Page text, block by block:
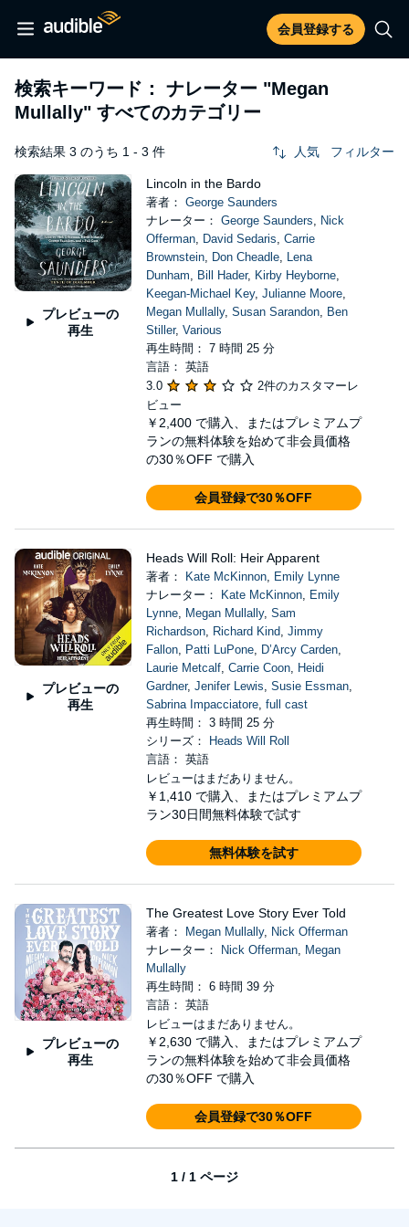
会員登録する
検索キーワード： ナレーター "Megan
Mullally" すべてのカテゴリー
検索結果 3 のうち 1 - 3 件 人気 フィルター
プレビューの
再生
Lincoln in the Bardo
著者： George Saunders
ナレーター： George Saunders, Nick
Offerman, David Sedaris, Carrie
Brownstein, Don Cheadle, Lena
Dunham, Bill Hader, Kirby Heyborne,
Keegan-Michael Key, Julianne Moore,
Megan Mullally, Susan Sarandon, Ben
Stiller, Various
再生時間： 7 時間 25 分
言語： 英語
3.0
2件のカスタマーレ
ビュー
￥2,400 で購入、またはプレミアムプ
ランの無料体験を始めて非会員価格
の30％OFF で購入
会員登録で30％OFF
プレビューの
再生
Heads Will Roll: Heir Apparent
著者： Kate McKinnon, Emily Lynne
ナレーター：
Kate McKinnon, Emily
Lynne, Megan Mullally, Sam
Richardson, Richard Kind, Jimmy
Fallon, Patti LuPone, D’Arcy Carden,
Laurie Metcalf, Carrie Coon, Heidi
Gardner, Jenifer Lewis, Susie Essman,
Sabrina Impacciatore, full cast
再生時間： 3 時間 25 分
シリーズ：
Heads Will Roll
言語： 英語
レビューはまだありません。
￥1,410 で購入、またはプレミアムプ
ラン30日間無料体験で試す
無料体験を試す
プレビューの
再生
The Greatest Love Story Ever Told
著者： Megan Mullally, Nick Offerman
ナレーター：
Nick Offerman, Megan
Mullally
再生時間： 6 時間 39 分
言語： 英語
レビューはまだありません。
￥2,630 で購入、またはプレミアムプ
ランの無料体験を始めて非会員価格
の30％OFF で購入
会員登録で30％OFF
1 / 1 ページ